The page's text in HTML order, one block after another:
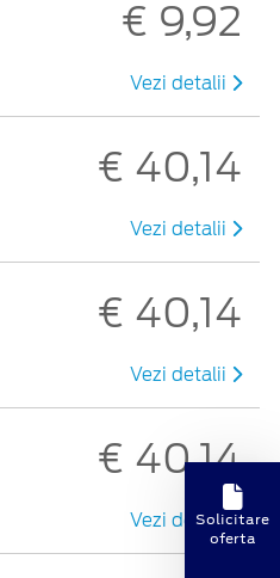
€ 9,92
Vezi detalii
€ 40,14
Vezi detalii
€ 40,14
Vezi detalii
€ 40,14
Vezi detaliiSolicitare
oferta